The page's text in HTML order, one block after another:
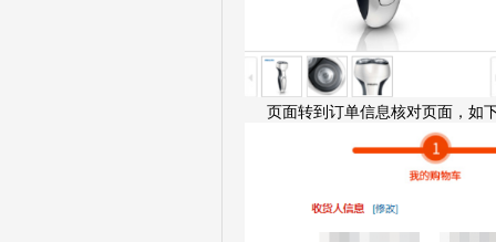
页面转到订单信息核对页面，如